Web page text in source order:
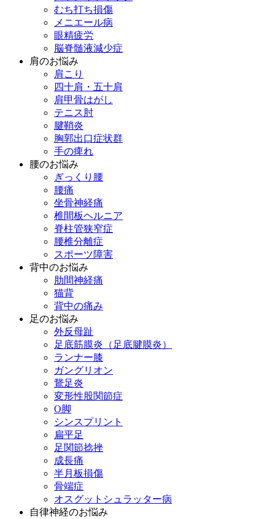
むち打ち損傷
メニエール病
眼精疲労
脳脊髄液減少症
肩のお悩み
肩こり
四十肩・五十肩
肩甲骨はがし
テニス肘
腱鞘炎
胸郭出口症状群
手の痺れ
腰のお悩み
ぎっくり腰
腰痛
坐骨神経痛
椎間板ヘルニア
脊柱管狭窄症
腰椎分離症
スポーツ障害
背中のお悩み
肋間神経痛
猫背
背中の痛み
足のお悩み
外反母趾
足底筋膜炎（足底腱膜炎）
ランナー膝
ガングリオン
鵞足炎
変形性股関節症
O脚
シンスプリント
扁平足
足関節捻挫
成長痛
半月板損傷
骨端症
オスグットシュラッター病
自律神経のお悩み